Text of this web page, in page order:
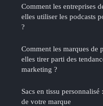
Comment les entreprises
elles utiliser les podcasts
?
Comment les marques de
elles tirer parti des
marketing ?
Sacs en tissu
de votre marque